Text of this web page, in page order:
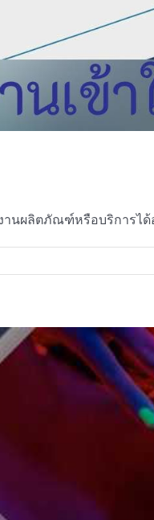
านผลิตภัณฑ์หรือบริการไ